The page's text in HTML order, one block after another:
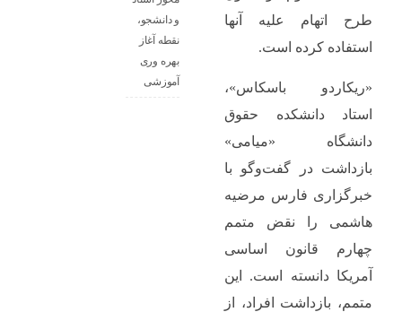
طرح اتهام علیه آنها
استفاده کرده‌ است.
«ریکاردو باسکاس»،
استاد دانشکده حقوق
دانشگاه «میامی»
بازداشت در گفت‌‌‌وگو با
خبرگزاری فارس مرضیه
هاشمی را نقض متمم
چهارم قانون اساسی
آمریکا دانسته است. این
متمم، بازداشت افراد، از
و دانشجو،
نقطه آغاز
بهره ‌وری
آموزشی